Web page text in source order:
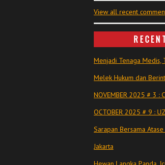
View all recent
Menjadi Tenaga Medis,
Melek Hukum dan
NOVEMBER 2025 # 3 :
OCTOBER 2025 # 9 :
Sarapan Bersama
Jakarta